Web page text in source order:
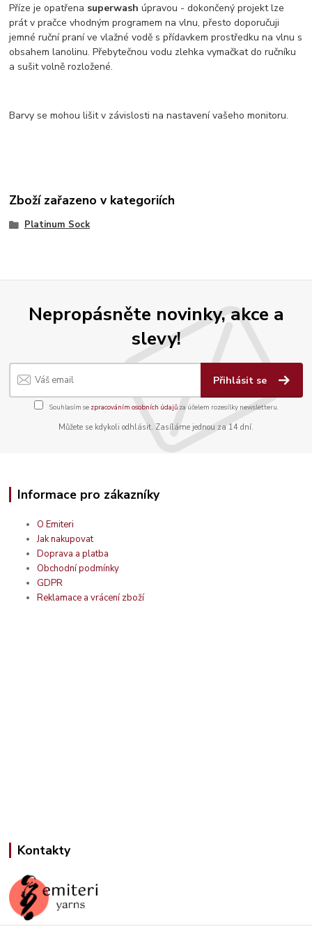
Příze je opatřena superwash úpravou - dokončený projekt lze
prát v pračce vhodným programem na vlnu, přesto doporučuji
jemné ruční praní ve vlažné vodě s přídavkem prostředku na vlnu s
obsahem lanolinu. Přebytečnou vodu zlehka vymačkat do ručníku
a sušit volně rozložené.
Barvy se mohou lišit v závislosti na nastavení vašeho monitoru.
Zboží zařazeno v kategoriích
Platinum Sock
Nepropásněte novinky, akce a
slevy!
Přihlásit se
Souhlasím se zpracováním osobních údajůza účelem rozesílky newsletteru.
Můžete se kdykoli odhlásit. Zasíláme jednou za 14 dní.
Informace pro zákazníky
O Emiteri
Jak nakupovat
Doprava a platba
Obchodní podmínky
GDPR
Reklamace a vrácení zboží
Kontakty